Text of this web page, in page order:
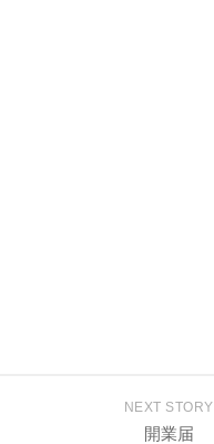
NEXT STORY
開業届